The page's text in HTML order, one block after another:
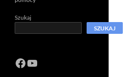
Szukaj
SZUKAJ
Facebook
https://